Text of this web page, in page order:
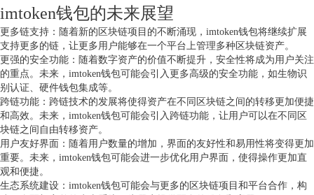
imtoken钱包的未来展望
更多链支持：随着新的区块链项目的不断涌现，imtoken钱包将继续扩展
支持更多的链，让更多用户能够在一个平台上管理多种区块链资产。
更强的安全功能：随着数字资产的价值不断提升，安全性将成为用户关注
的重点。未来，imtoken钱包可能会引入更多高级的安全功能，如生物识
别认证、硬件钱包集成等。
跨链功能：跨链技术的发展将使得资产在不同区块链之间的转移更加便捷
和高效。未来，imtoken钱包可能会引入跨链功能，让用户可以在不同区
块链之间自由转移资产。
用户友好界面：随着用户数量的增加，界面的友好性和易用性将变得更加
重要。未来，imtoken钱包可能会进一步优化用户界面，使得操作更加直
观和便捷。
生态系统建设：imtoken钱包可能会与更多的区块链项目和平台合作，构